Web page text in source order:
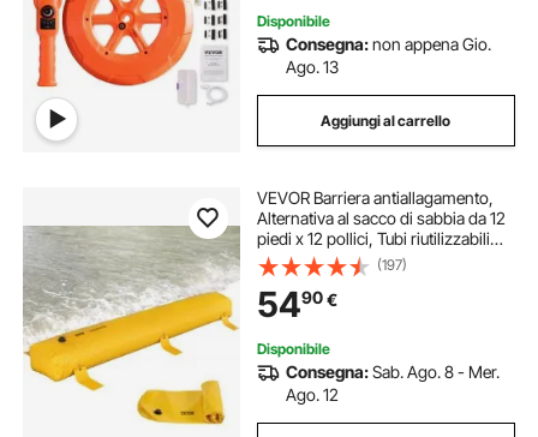
Disponibile
Consegna:non appena Gio.
Ago. 13
Aggiungi al carrello
VEVOR Barriera antiallagamento,
Alternativa al sacco di sabbia da 12
piedi x 12 pollici, Tubi riutilizzabili
per deviazione dell'acqua in PVC,
Barriere antiallagamento per casa,
porta, garage
(197)
5490€
Disponibile
Consegna:Sab. Ago. 8 - Mer.
Ago. 12